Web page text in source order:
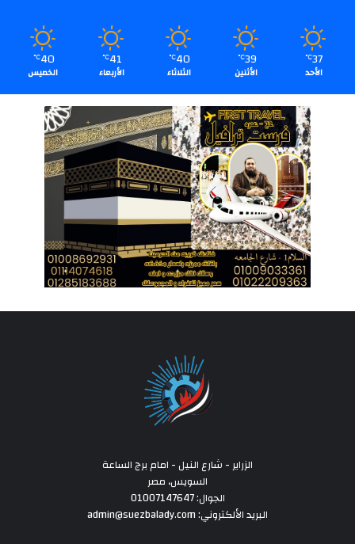
37
℃
الأحد
39
℃
الأثنين
40
℃
الثلاثاء
41
℃
الأربعاء
40
℃
الخميس
الزراير - شارع النيل - امام برج الساعة
السويس، مصر
الجوال: 01007147647
البريد الألكتروني: admin@suezbalady.com